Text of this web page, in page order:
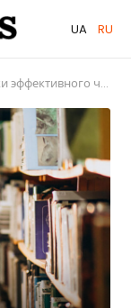
UA RU
чтения